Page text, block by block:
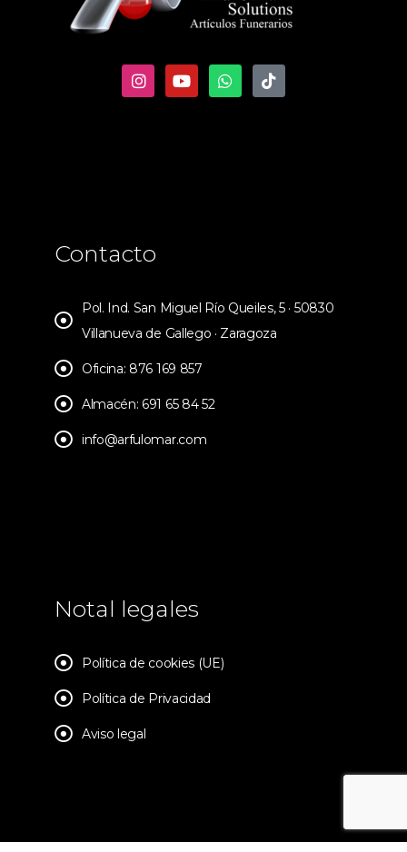
Contacto
Pol. Ind. San Miguel Río Queiles, 5 · 50830
Villanueva de Gallego · Zaragoza
Oficina: 876 169 857
Almacén: 691 65 84 52
info@arfulomar.com
Notal legales
Política de cookies (UE)
Política de Privacidad
Aviso legal